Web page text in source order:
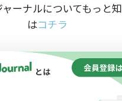
ーナルについてもっと
はコチラ